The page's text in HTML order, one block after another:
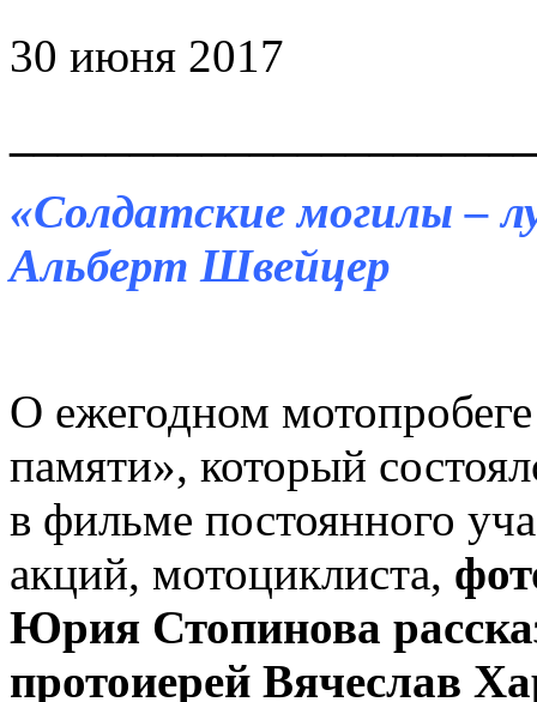
30 июня 2017
«Солдатские могилы –
Альберт Швейцер
О ежегодном
памяти», который
в фильме постоянного
акций, мотоциклиста,
Юрия Стопинова
протоиерей Вячеслав